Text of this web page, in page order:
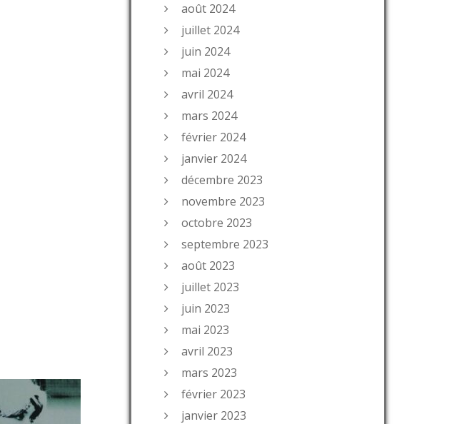
août 2024
juillet 2024
juin 2024
mai 2024
avril 2024
mars 2024
février 2024
janvier 2024
décembre 2023
novembre 2023
octobre 2023
septembre 2023
août 2023
juillet 2023
juin 2023
mai 2023
avril 2023
mars 2023
février 2023
janvier 2023